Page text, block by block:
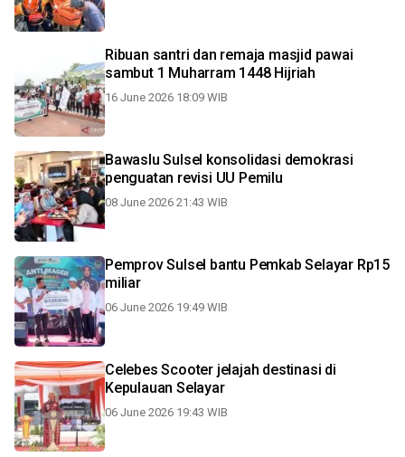
Ribuan santri dan remaja masjid pawai
sambut 1 Muharram 1448 Hijriah
16 June 2026 18:09 WIB
Bawaslu Sulsel konsolidasi demokrasi
penguatan revisi UU Pemilu
08 June 2026 21:43 WIB
Pemprov Sulsel bantu Pemkab Selayar Rp15
miliar
06 June 2026 19:49 WIB
Celebes Scooter jelajah destinasi di
Kepulauan Selayar
06 June 2026 19:43 WIB